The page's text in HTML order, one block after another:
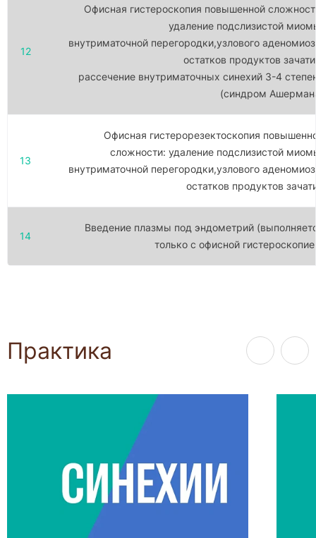
12
Офисная гистероскопия повышенной
удаление подслизистой
внутриматочной перегородки,узлового
остатков продуктов
рассечение внутриматочных синехий 3-4
(синдром
13
Офисная гистерорезектоскопия
сложности: удаление подслизистой
внутриматочной перегородки,узлового
остатков продуктов
14
Введение плазмы под эндометрий
только с офисной
Практика